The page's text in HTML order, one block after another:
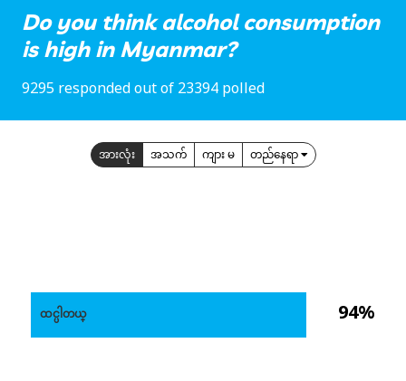
Do you think alcohol consumption
is high in Myanmar?
9295 responded out of 23394 polled
အားလုံး အသက် ကျား မ တည်နေရာ
94%
ထင္ပါတယ္